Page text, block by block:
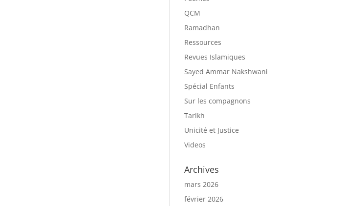
QCM
Ramadhan
Ressources
Revues Islamiques
Sayed Ammar Nakshwani
Spécial Enfants
Sur les compagnons
Tarikh
Unicité et Justice
Videos
Archives
mars 2026
février 2026